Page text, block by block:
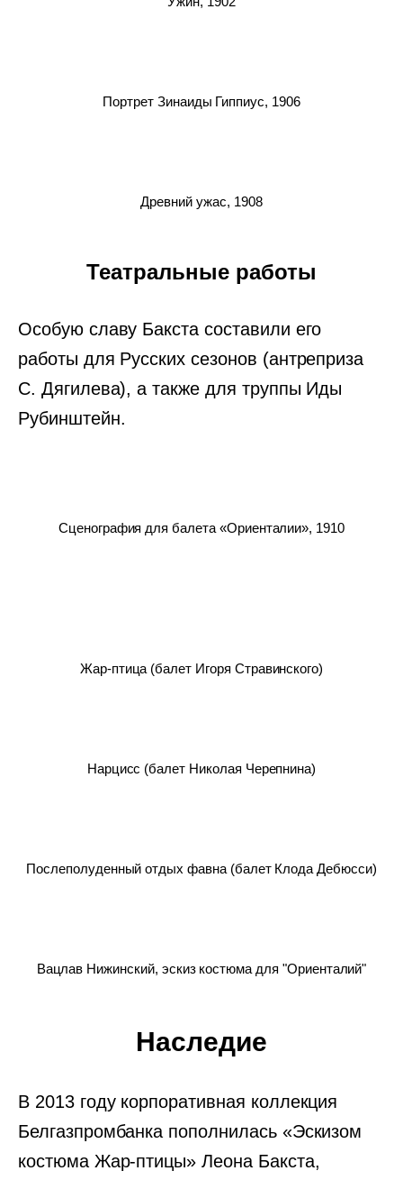
Портрет Зинаиды Гиппиус, 1906
Древний ужас, 1908
Театральные работы
Особую славу Бакста составили его
работы для Русских сезонов (антреприза
С. Дягилева), а также для труппы Иды
Рубинштейн.
Сценография для балета «Ориенталии», 1910
Жар-птица (балет Игоря Стравинского)
Нарцисс (балет Николая Черепнина)
Послеполуденный отдых фавна (балет Клода Дебюсси)
Вацлав Нижинский, эскиз костюма для "Ориенталий"
Наследие
В 2013 году корпоративная коллекция
Белгазпромбанка пополнилась «Эскизом
костюма Жар-птицы» Леона Бакста,